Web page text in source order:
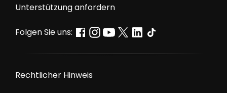
Unterstützung anfordern
Folgen Sie uns:
Rechtlicher Hinweis